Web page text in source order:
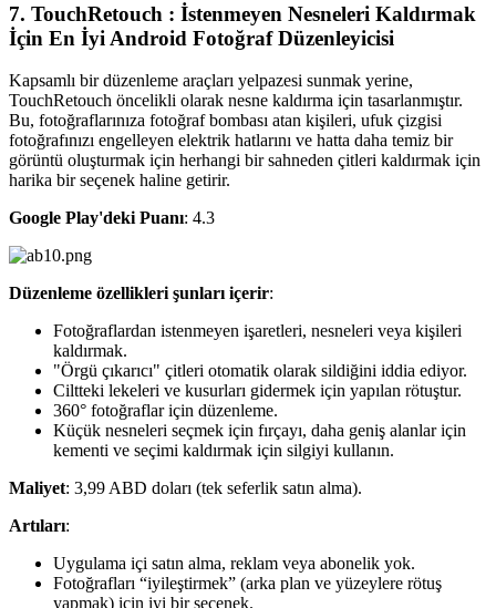
7. TouchRetouch : İstenmeyen Nesneleri Kaldırmak
İçin En İyi Android Fotoğraf Düzenleyicisi‍
Kapsamlı bir düzenleme araçları yelpazesi sunmak yerine,
TouchRetouch öncelikli olarak nesne kaldırma için tasarlanmıştır.
Bu, fotoğraflarınıza fotoğraf bombası atan kişileri, ufuk çizgisi
fotoğrafınızı engelleyen elektrik hatlarını ve hatta daha temiz bir
görüntü oluşturmak için herhangi bir sahneden çitleri kaldırmak için
harika bir seçenek haline getirir.
Google Play'deki Puanı: 4.3
Düzenleme özellikleri şunları içerir:
Fotoğraflardan istenmeyen işaretleri, nesneleri veya kişileri
kaldırmak.
"Örgü çıkarıcı" çitleri otomatik olarak sildiğini iddia ediyor.
Ciltteki lekeleri ve kusurları gidermek için yapılan rötuştur.
360° fotoğraflar için düzenleme.
Küçük nesneleri seçmek için fırçayı, daha geniş alanlar için
kementi ve seçimi kaldırmak için silgiyi kullanın.
Maliyet: 3,99 ABD doları (tek seferlik satın alma).
Artıları:
Uygulama içi satın alma, reklam veya abonelik yok.
Fotoğrafları “iyileştirmek” (arka plan ve yüzeylere rötuş
yapmak) için iyi bir seçenek.